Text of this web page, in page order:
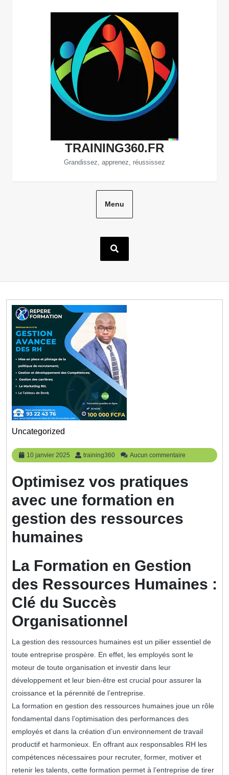
TRAINING360.FR
Grandissez, apprenez, réussissez
Menu
Uncategorized
10 janvier 2025
10
janvier
training360 training360
Aucun commentaire
Optimisez vos pratiques
avec une formation en
gestion des ressources
humaines
La Formation en Gestion
des Ressources Humaines :
Clé du Succès
Organisationnel
La gestion des ressources humaines est un pilier essentiel de
toute entreprise prospère. En effet, les employés sont le
moteur de toute organisation et investir dans leur
développement et leur bien-être est crucial pour assurer la
croissance et la pérennité de l’entreprise.
La formation en gestion des ressources humaines joue un rôle
fondamental dans l’optimisation des performances des
employés et dans la création d’un environnement de travail
productif et harmonieux. En offrant aux responsables RH les
compétences nécessaires pour recruter, former, motiver et
retenir les talents, cette formation permet à l’entreprise de tirer